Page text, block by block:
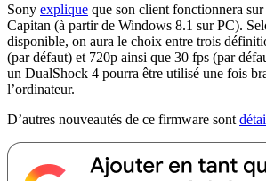
Sony explique que son client fonctionnera
Capitan (à partir de Windows 8.1 sur PC).
disponible, on aura le choix entre trois
(par défaut) et 720p ainsi que 30 fps (par
un DualShock 4 pourra être utilisé une fois
l’ordinateur.
D’autres nouveautés de ce firmware sont